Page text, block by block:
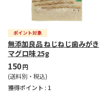
無添加良品 ねじねじ歯みがき
マグロ味 25g
150円
(送料別・税込)
獲得ポイント : 1